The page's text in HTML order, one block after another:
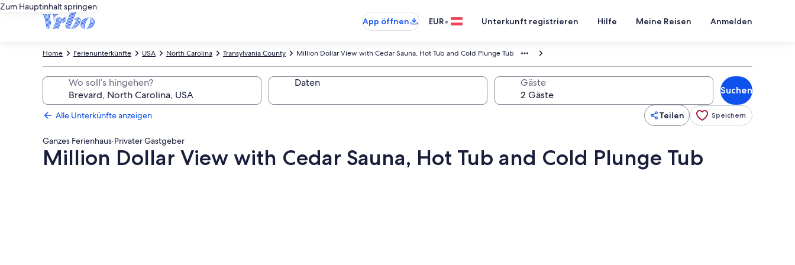
Zum Hauptinhalt springen
App öffnen
EUR• Unterkunft registrieren Hilfe Meine Reisen Anmelden
Million Dollar View with Cedar Sauna, Hot Tub and Cold Plunge Tub
Transylvania County
North Carolina
USA
Ferienunterkünfte
Home
Wo soll’s hingehen? Daten Gäste
Suchen
Alle Unterkünfte anzeigen Teilen Speichern
Ganzes Ferienhaus·Privater Gastgeber
Million Dollar View with Cedar Sauna, Hot Tub and Cold Plunge Tub